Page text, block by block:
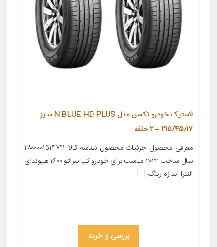
لاستیک خودرو نکسن مدل N BLUE HD PLUS سایز
215/45/17 – 2 حلقه
معرفی محصول جزئیات محصول شناسه کالا ۲۸۰۰۰۰۱۵۱۴۷۹۱
سال ساخت ۲۰۲۲ مناسب برای خودرو کیا سراتو ۱۶۰۰ هیوندای
النترا اندازه رینگ […]
بررسی و خرید